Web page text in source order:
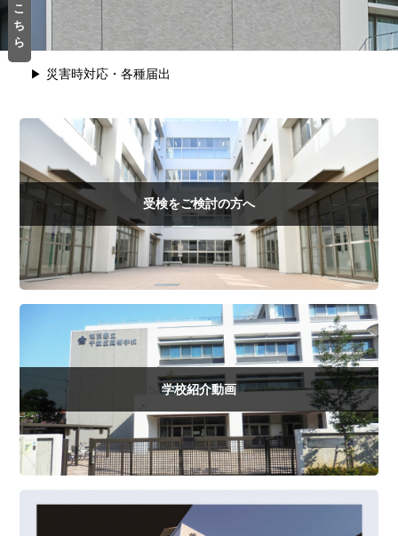
こ
ち
ら
災害時対応・各種届出
受検をご検討の方へ
学校紹介動画